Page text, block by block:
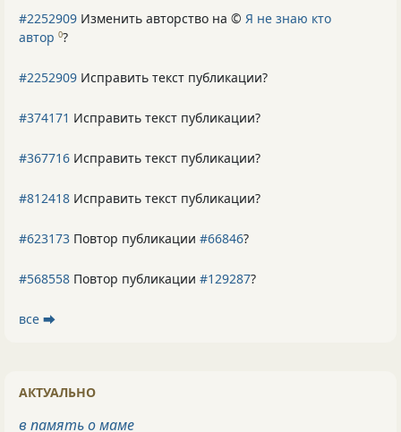
#2252909 Изменить авторство на © Я не знаю кто
автор 0?
#2252909 Исправить текст публикации?
#374171 Исправить текст публикации?
#367716 Исправить текст публикации?
#812418 Исправить текст публикации?
#623173 Повтор публикации #66846?
#568558 Повтор публикации #129287?
все ⮕
АКТУАЛЬНО
в память о маме